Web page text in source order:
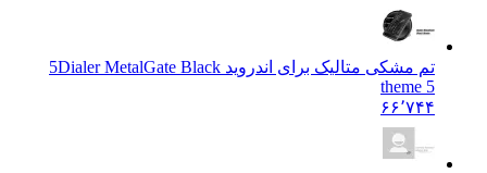
تم مشکی متالیک برای اندروید 5 Dialer MetalGate Black
theme 5
۶۶٬۷۴۴